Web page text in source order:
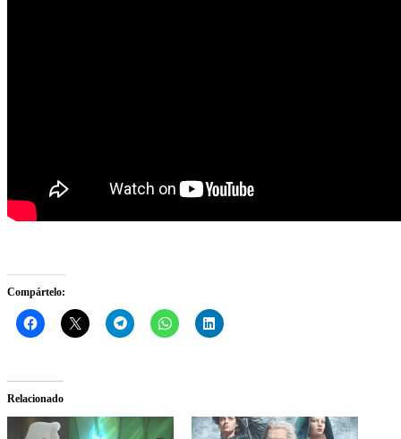
Compártelo:
Relacionado